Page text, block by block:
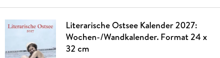
Literarische Ostsee Kalender 2027:
Wochen-/Wandkalender. Format 24 x
32 cm